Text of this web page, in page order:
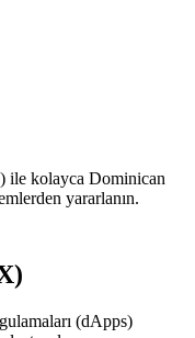
ile kolayca Dominican
yararlanın.
(dApps)